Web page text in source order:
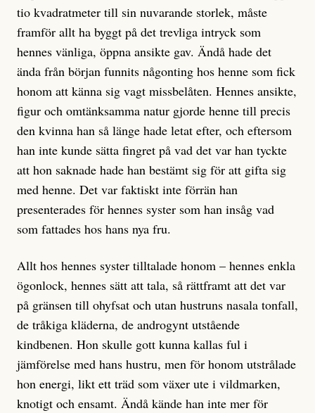
tio kvadratmeter till sin nuvarande storlek, måste
framför allt ha byggt på det trevliga intryck som
hennes vänliga, öppna ansikte gav. Ändå hade det
ända från början funnits någonting hos henne som fick
honom att känna sig vagt missbelåten. Hennes ansikte,
figur och omtänksamma natur gjorde henne till precis
den kvinna han så länge hade letat efter, och eftersom
han inte kunde sätta fingret på vad det var han tyckte
att hon saknade hade han bestämt sig för att gifta sig
med henne. Det var faktiskt inte förrän han
presenterades för hennes syster som han insåg vad
som fattades hos hans nya fru.
Allt hos hennes syster tilltalade honom – hennes enkla
ögonlock, hennes sätt att tala, så rättframt att det var
på gränsen till ohyfsat och utan hustruns nasala tonfall,
de tråkiga kläderna, de androgynt utstående
kindbenen. Hon skulle gott kunna kallas ful i
jämförelse med hans hustru, men för honom utstrålade
hon energi, likt ett träd som växer ute i vildmarken,
knotigt och ensamt. Ändå kände han inte mer för